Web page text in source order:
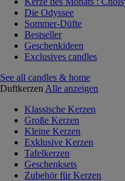
Die Odyssee
Sommer-Düfte
Bestseller
Geschenkideen
Exclusives candles
See all candles & home
Duftkerzen Alle anzeigen
Klassische Kerzen
Große Kerzen
Kleine Kerzen
Exklusive Kerzen
Tafelkerzen
Geschenksets
Zubehör für Kerzen